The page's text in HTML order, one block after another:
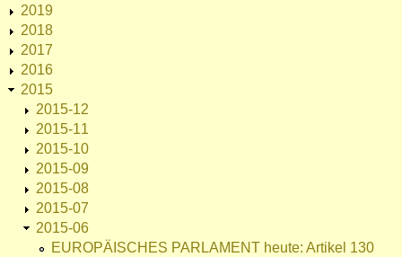
2019
2018
2017
2016
2015
2015-12
2015-11
2015-10
2015-09
2015-08
2015-07
2015-06
EUROPÄISCHES PARLAMENT heute: Artikel 130